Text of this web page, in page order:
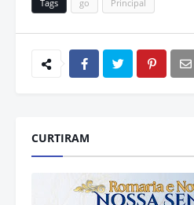
Tags go Principal
CURTIRAM